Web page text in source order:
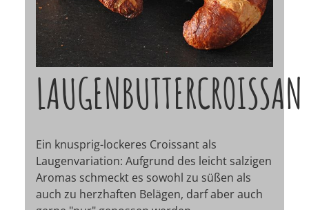
Ein knusprig-lockeres Croissant als
Laugenvariation: Aufgrund des leicht salzigen
Aromas schmeckt es sowohl zu süßen als
auch zu herzhaften Belägen, darf aber auch